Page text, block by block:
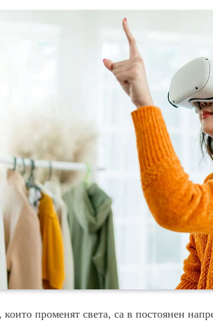
които променят света, са в постоянен